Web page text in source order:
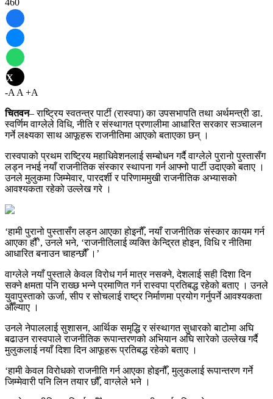
460
X
-A A +A
चितवन– राष्ट्रिय स्वतन्त्र पार्टी (रास्वपा) का उपसभापति तथा अर्थमन्त्री डा.
स्वर्णिम वाग्लेले विधि, नीति र संस्थागत प्रणालीमा आधारित सरकार सञ्चालन
गर्ने लक्ष्यका साथ आफूहरू राजनीतिमा आएको बताएका छन् ।
रास्वपाको प्रथम राष्ट्रिय महाधिवेशनलाई सम्बोधन गर्दै वाग्लेले पुरानो पुस्तासँग
लड्न नभई नयाँ राजनीतिक संस्कार स्थापना गर्न आफ्नो पार्टी उदाएको बताए ।
उनले मुलुकमा जिम्मेवार, पारदर्शी र परिणाममुखी राजनीतिक अभ्यासको
आवश्यकता रहेको उल्लेख गरे ।
‘हामी पुरानो पुस्तासँग लड्न आएका होइनौँ, नयाँ राजनीतिक संस्कार कायम गर्न
आएका हौँ’, उनले भने, ‘राजनीतिलाई व्यक्ति केन्द्रित होइन, विधि र नीतिमा
आधारित बनाउन चाहन्छौँ ।’
वाग्लेले नयाँ पुस्ताले केवल विरोध गर्न मात्र नसक्ने, देशलाई सही दिशा दिन
सक्ने क्षमता पनि राख्छ भन्ने प्रमाणित गर्न रास्वपा प्रतिबद्ध रहेको बताए । उनले
युवापुस्ताको ऊर्जा, सीप र सोचलाई राष्ट्र निर्माणमा प्रयोग गर्नुपर्ने आवश्यकता
औँल्याए ।
उनले नेपाललाई सुशासन, आर्थिक समृद्धि र संस्थागत सुधारको बाटोमा अघि
बढाउन रास्वपाले राजनीतिक रूपान्तरणको अभियान अघि सारेको उल्लेख गर्दै
मुलुकलाई नयाँ दिशा दिन आफूहरू प्रतिबद्ध रहेको बताए ।
‘हामी केवल विरोधको राजनीति गर्न आएका होइनौँ, मुलुकलाई रूपान्तरण गर्ने
जिम्मेवारी पनि लिन तयार छौँ, वाग्लेले भने ।